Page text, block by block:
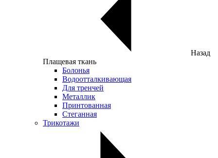
Назад
Плащевая ткань
Болонья
Водоотталкивающая
Для тренчей
Металлик
Принтованная
Стеганная
Трикотажи